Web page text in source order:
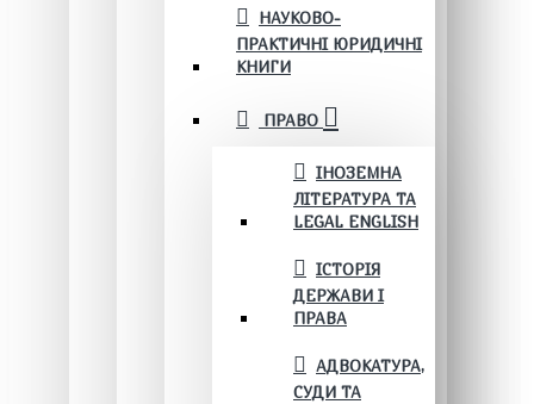
НАУКОВО-
ПРАКТИЧНІ ЮРИДИЧНІ
КНИГИ
ПРАВО
ІНОЗЕМНА
ЛІТЕРАТУРА ТА
LEGAL ENGLISH
ІСТОРІЯ
ДЕРЖАВИ І
ПРАВА
АДВОКАТУРА,
СУДИ ТА